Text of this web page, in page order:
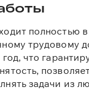
полностью
трудовому
что
задачи из